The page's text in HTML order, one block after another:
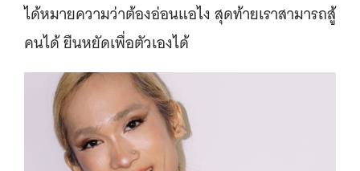
ได้หมายความว่าต้องอ่อนแอไง สุดท้ายเราสามารถสู้
คนได้ ยืนหยัดเพื่อตัวเองได้